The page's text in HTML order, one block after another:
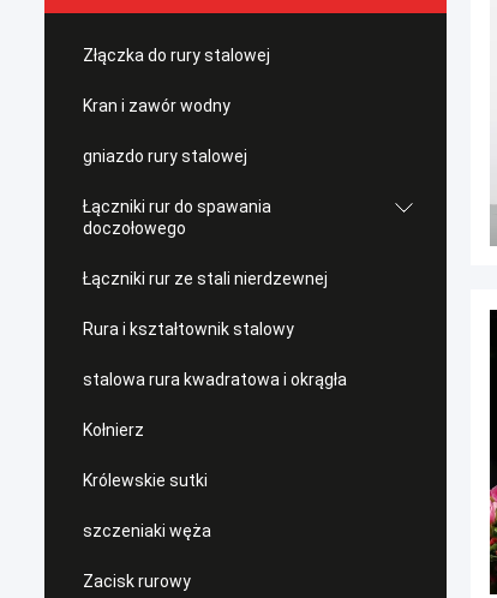
Złączka do rury stalowej
Kran i zawór wodny
gniazdo rury stalowej
Łączniki rur do spawania
doczołowego
Łączniki rur ze stali nierdzewnej
Rura i kształtownik stalowy
stalowa rura kwadratowa i okrągła
Kołnierz
Królewskie sutki
szczeniaki węża
Zacisk rurowy